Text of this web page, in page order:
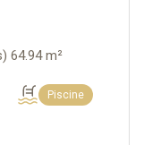
Duplex 4 pièce(s) 3 chambre(s) 64.94 m²
Piscine